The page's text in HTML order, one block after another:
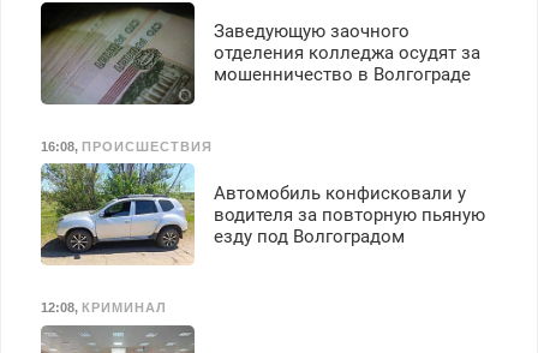
Заведующую заочного
отделения колледжа осудят за
мошенничество в Волгограде
16:08, ПРОИСШЕСТВИЯ
Автомобиль конфисковали у
водителя за повторную пьяную
езду под Волгоградом
12:08, КРИМИНАЛ